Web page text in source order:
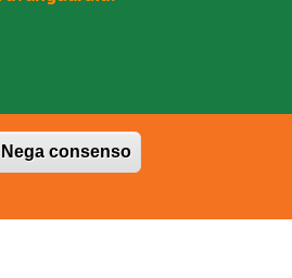
Nega consenso